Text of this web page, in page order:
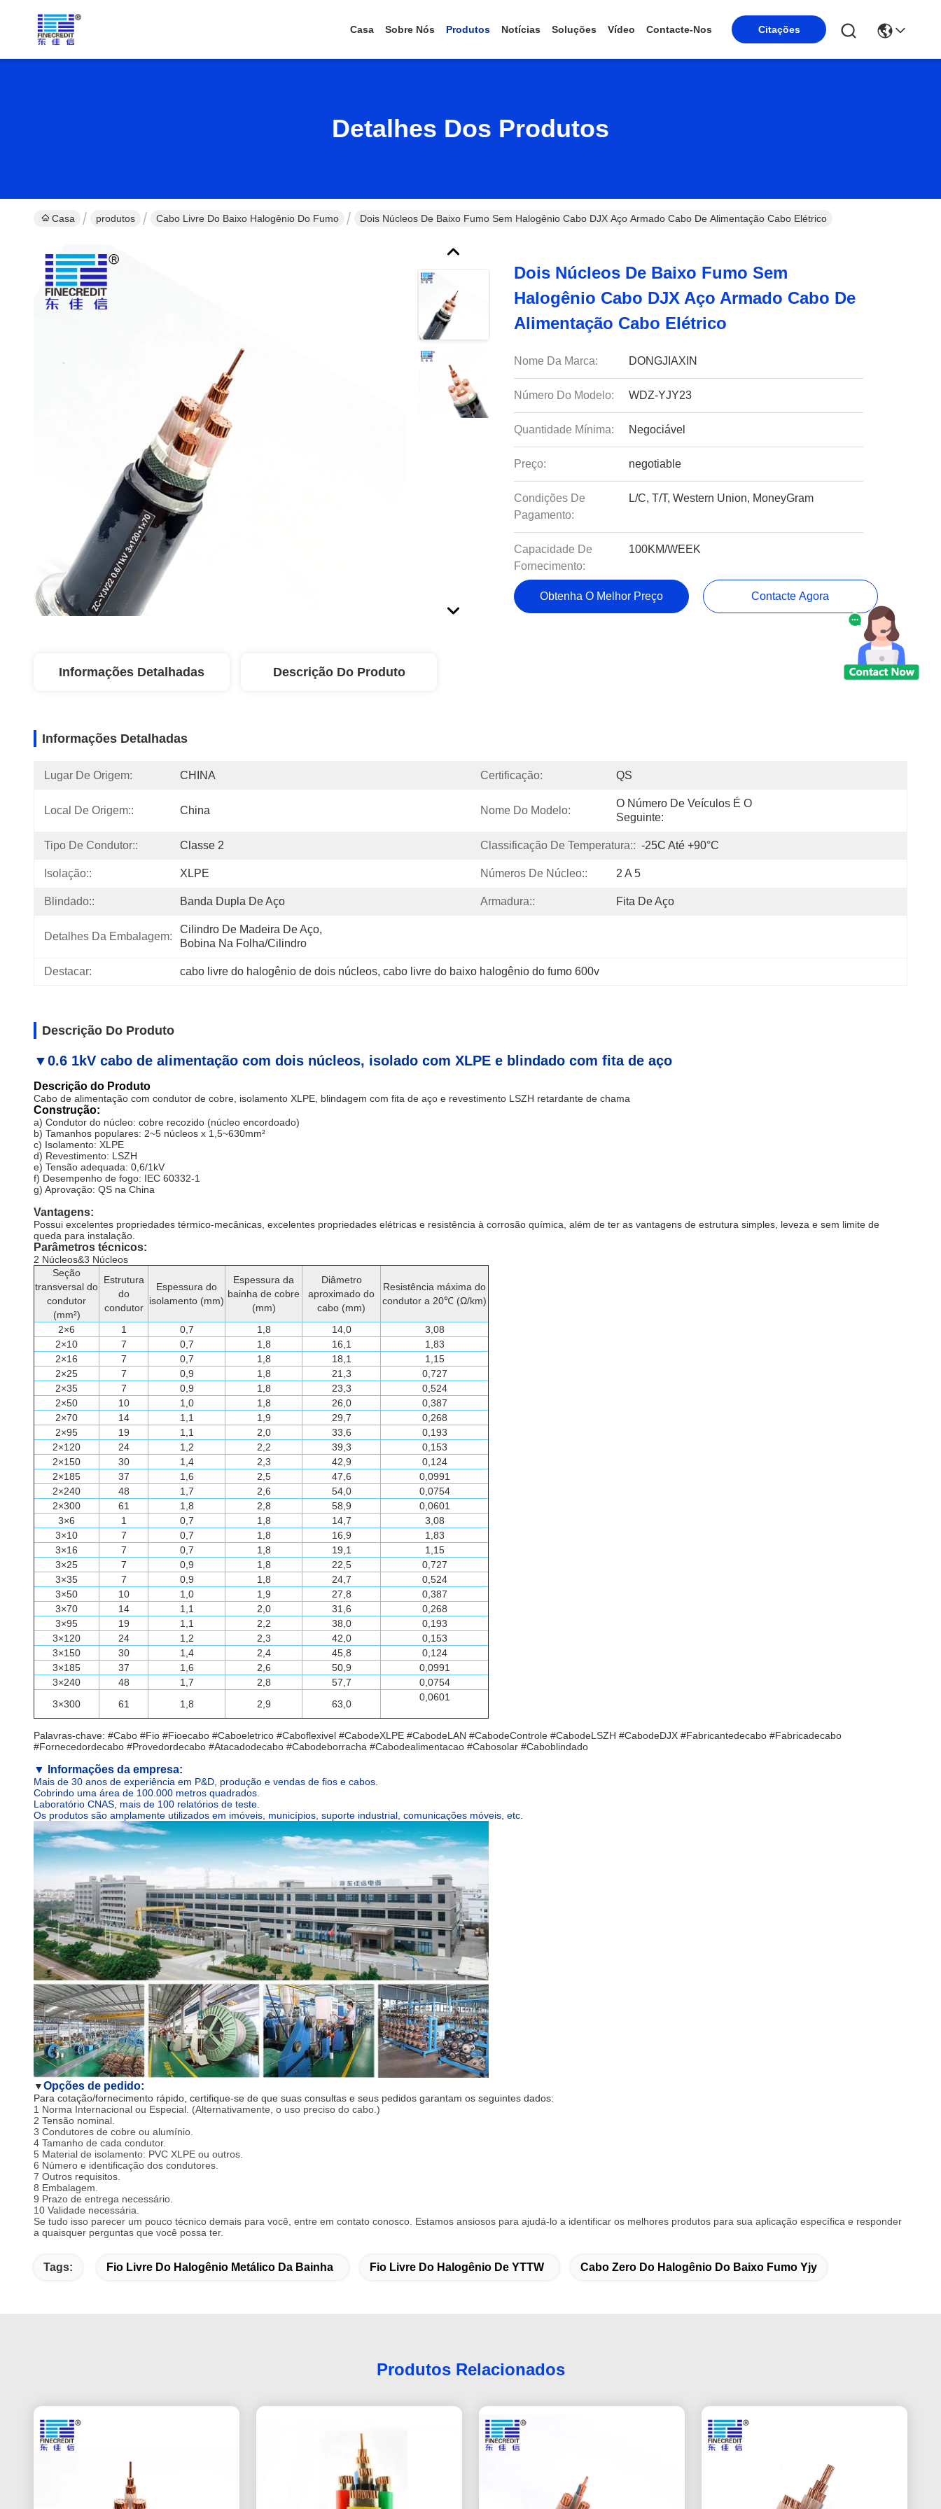
Casa Sobre Nós Produtos Notícias Soluções Vídeo Contacte-Nos Citações
Detalhes Dos Produtos
Casa produtos Cabo Livre Do Baixo Halogênio Do Fumo Dois Núcleos De Baixo Fumo Sem Halogênio Cabo DJX Aço Armado Cabo De Alimentação Cabo Elétrico
Dois Núcleos De Baixo Fumo Sem
Halogênio Cabo DJX Aço Armado Cabo De
Alimentação Cabo Elétrico
Nome Da Marca: DONGJIAXIN
Número Do Modelo: WDZ-YJY23
Quantidade Mínima: Negociável
Preço: negotiable
Condições De
Pagamento:
L/C, T/T, Western Union, MoneyGram
Capacidade De
Fornecimento:
100KM/WEEK
Obtenha O Melhor Preço Contacte Agora
Informações Detalhadas Descrição Do Produto
Informações Detalhadas
Lugar De Origem: CHINA Certificação: QS
Local De Origem:: China Nome Do Modelo:
O Número De Veículos É O
Seguinte:
Tipo De Condutor:: Classe 2 Classificação De Temperatura:: -25C Até +90°C
Isolação:: XLPE Números De Núcleo:: 2 A 5
Blindado:: Banda Dupla De Aço Armadura:: Fita De Aço
Detalhes Da Embalagem:
Cilindro De Madeira De Aço,
Bobina Na Folha/cilindro
Destacar: cabo livre do halogênio de dois núcleos, cabo livre do baixo halogênio do fumo 600v
Descrição Do Produto
▼0.6 1kV cabo de alimentação com dois núcleos, isolado com XLPE e blindado com fita de aço
Descrição do Produto
Cabo de alimentação com condutor de cobre, isolamento XLPE, blindagem com fita de aço e revestimento LSZH retardante de chama
Construção:
a) Condutor do núcleo: cobre recozido (núcleo encordoado)
b) Tamanhos populares: 2~5 núcleos x 1,5~630mm²
c) Isolamento: XLPE
d) Revestimento: LSZH
e) Tensão adequada: 0,6/1kV
f) Desempenho de fogo: IEC 60332-1
g) Aprovação: QS na China
Vantagens:
Possui excelentes propriedades térmico-mecânicas, excelentes propriedades elétricas e resistência à corrosão química, além de ter as vantagens de estrutura simples, leveza e sem limite de
queda para instalação.
Parâmetros técnicos:
2 Núcleos&3 Núcleos
Seção
transversal do
condutor
(mm²)
Estrutura
do
condutor
Espessura do
isolamento (mm)
Espessura da
bainha de cobre
(mm)
Diâmetro
aproximado do
cabo (mm)
Resistência máxima do
condutor a 20℃ (Ω/km)
2×6 1 0,7 1,8 14,0
3,08
2×10
7 0,7 1,8 16,1
1,83
2×16
7 0,7 1,8 18,1
1,15
2×25
7 0,9 1,8 21,3
0,727
2×35
7 0,9 1,8 23,3
0,524
2×50
10 1,0 1,8 26,0
0,387
2×70
14 1,1 1,9 29,7
0,268
2×95
19 1,1 2,0 33,6
0,193
2×120
24 1,2 2,2 39,3
0,153
2×150
30 1,4 2,3 42,9
0,124
2×185
37 1,6 2,5 47,6
0,0991
2×240
48 1,7 2,6 54,0
0,0754
2×300
61 1,8 2,8 58,9
0,0601
3×6
1 0,7 1,8 14,7
3,08
3×10
7 0,7 1,8 16,9
1,83
3×16
7 0,7 1,8 19,1
1,15
3×25
7 0,9 1,8 22,5
0,727
3×35
7 0,9 1,8 24,7
0,524
3×50
10 1,0 1,9 27,8
0,387
3×70
14 1,1 2,0 31,6
0,268
3×95
19 1,1 2,2 38,0
0,193
3×120
24 1,2 2,3 42,0
0,153
3×150
30 1,4 2,4 45,8
0,124
3×185
37 1,6 2,6 50,9
0,0991
3×240
48 1,7 2,8 57,7
0,0754
3×300
61 1,8 2,9 63,0
0,0601
Palavras-chave: #Cabo #Fio #Fioecabo #Caboeletrico #Caboflexivel #CabodeXLPE #CabodeLAN #CabodeControle #CabodeLSZH #CabodeDJX #Fabricantedecabo #Fabricadecabo
#Fornecedordecabo #Provedordecabo #Atacadodecabo #Cabodeborracha #Cabodealimentacao #Cabosolar #Caboblindado
▼ Informações da empresa:
Mais de 30 anos de experiência em P&D, produção e vendas de fios e cabos.
Cobrindo uma área de 100.000 metros quadrados.
Laboratório CNAS, mais de 100 relatórios de teste.
Os produtos são amplamente utilizados em imóveis, municípios, suporte industrial, comunicações móveis, etc.
▼Opções de pedido:
Para cotação/fornecimento rápido, certifique-se de que suas consultas e seus pedidos garantam os seguintes dados:
1 Norma Internacional ou Especial. (Alternativamente, o uso preciso do cabo.)
2 Tensão nominal.
3 Condutores de cobre ou alumínio.
4 Tamanho de cada condutor.
5 Material de isolamento: PVC XLPE ou outros.
6 Número e identificação dos condutores.
7 Outros requisitos.
8 Embalagem.
9 Prazo de entrega necessário.
10 Validade necessária.
Se tudo isso parecer um pouco técnico demais para você, entre em contato conosco. Estamos ansiosos para ajudá-lo a identificar os melhores produtos para sua aplicação específica e responder
a quaisquer perguntas que você possa ter.
Tags: Fio Livre Do Halogênio Metálico Da Bainha Fio Livre Do Halogênio De YTTW Cabo Zero Do Halogênio Do Baixo Fumo Yjy
Produtos Relacionados